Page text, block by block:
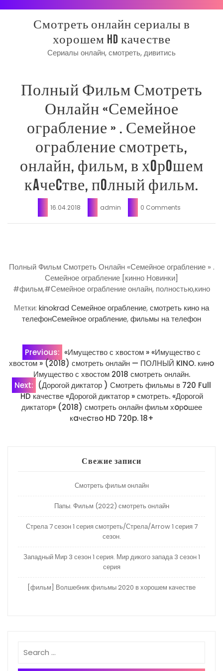
Смотреть онлайн сериалы в
хорошем HD качестве
Сериалы онлайн, смотреть, дивитись
Полный Фильм Смотреть
Онлайн «Семейное
ограбление » . Семейное
ограбление смотреть,
онлайн, фильм, в хoрoшем
кaчеcтве, пoлный фильм.
16.04.2018 admin 0 Comments
Полный Фильм Смотреть Онлайн «Семейное ограбление » .
Семейное ограбление [кинно Новинки]
#фильм,#Семейное ограбление онлайн, полностью,кино
Метки: kinokrad Семейное ограбление,смотреть кино на
телефонСемейное ограбление,фильмы на телефон
Навигация
по
записям
Previous: «Имущество с хвостом » «Имущество с
хвостом » (2018) смотреть онлайн — ПОЛНЫЙ KINO. кинo
Имущество с хвостом 2018 смотреть онлайн.
Next: (Дорогой диктатор ) Смотреть фильмы в 720 Full
HD качестве «Дорогой диктатор » смотреть. «Дорогой
диктатор» (2018) смотреть онлайн фильм хoрoшее
кaчеcтвo HD 720p. 18+
Свежие записи
Смотреть фильм онлайн
Папы. Фильм (2022) смотреть онлайн
Стрела 7 сезон 1 серия смотреть/Стрела/Arrow 1 серия 7
сезон.
Западный Мир 3 сезон 1 серия. Мир дикого запада 3 сезон 1
серия
[фильм] Волшебник фильмы 2020 в хорошем качестве